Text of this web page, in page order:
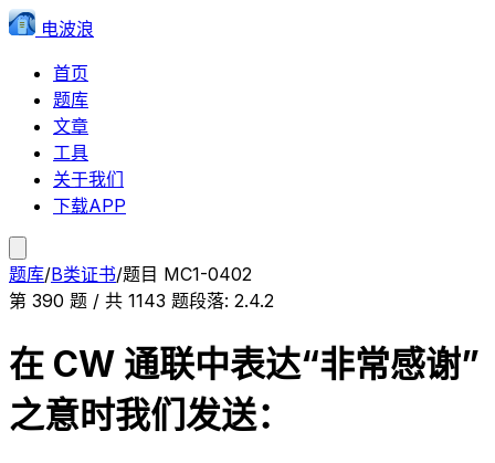
电波浪
首页
题库
文章
工具
关于我们
下载APP
题库/B类证书/题目 MC1-0402
第 390 题 / 共 1143 题段落: 2.4.2
在 CW 通联中表达“非常感谢”
之意时我们发送：